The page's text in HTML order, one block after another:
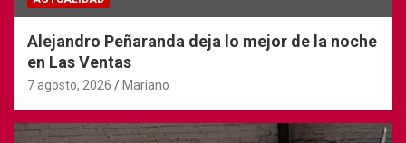
Alejandro Peñaranda deja lo mejor de la noche
en Las Ventas
7 agosto, 2026 Mariano